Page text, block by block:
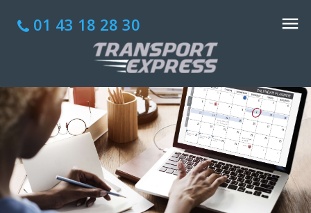
01 43 18 28 30